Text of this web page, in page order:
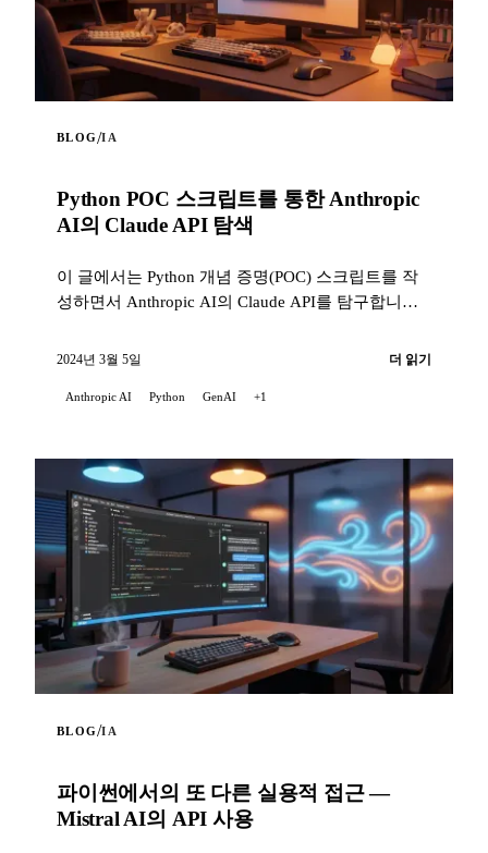
BLOG/IA
Python POC 스크립트를 통한 Anthropic
AI의 Claude API 탐색
이 글에서는 Python 개념 증명(POC) 스크립트를 작
성하면서 Anthropic AI의 Claude API를 탐구합니다.
2024년 3월 5일 더 읽기
Anthropic AI Python GenAI +1
BLOG/IA
파이썬에서의 또 다른 실용적 접근 —
Mistral AI의 API 사용